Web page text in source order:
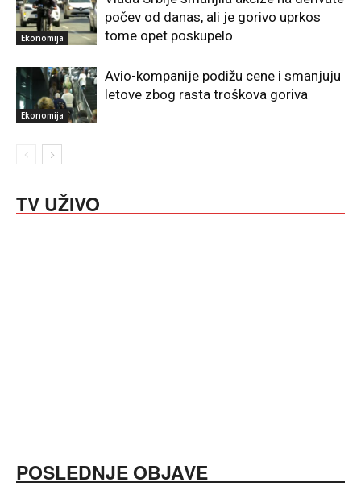
Ekonomija
počev od danas, ali je gorivo uprkos
tome opet poskupelo
Ekonomija
Avio-kompanije podižu cene i smanjuju
letove zbog rasta troškova goriva
TV UŽIVO
POSLEDNJE OBJAVE